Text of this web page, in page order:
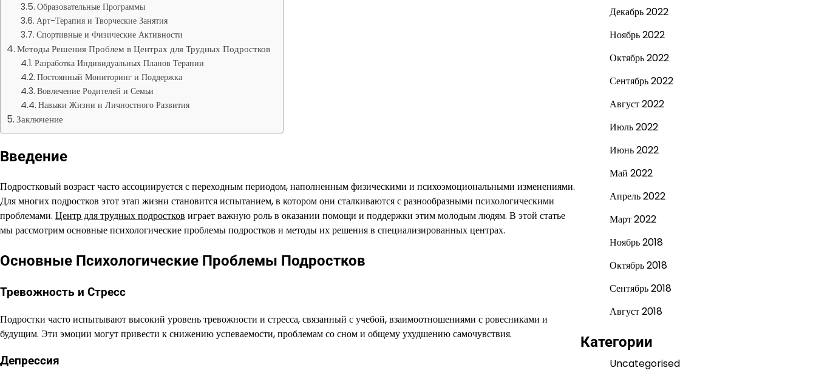
Образовательные Программы
Арт-Терапия и Творческие Занятия
Спортивные и Физические Активности
Методы Решения Проблем в Центрах для Трудных Подростков
Разработка Индивидуальных Планов Терапии
Постоянный Мониторинг и Поддержка
Вовлечение Родителей и Семьи
Навыки Жизни и Личностного Развития
Заключение
Введение
Подростковый возраст часто ассоциируется с переходным периодом, наполненным физическими и психоэмоциональными изменениями.
Для многих подростков этот этап жизни становится испытанием, в котором они сталкиваются с разнообразными психологическими
проблемами. Центр для трудных подростков играет важную роль в оказании помощи и поддержки этим молодым людям. В этой статье
мы рассмотрим основные психологические проблемы подростков и методы их решения в специализированных центрах.
Основные Психологические Проблемы Подростков
Тревожность и Стресс
Подростки часто испытывают высокий уровень тревожности и стресса, связанный с учебой, взаимоотношениями с ровесниками и
будущим. Эти эмоции могут привести к снижению успеваемости, проблемам со сном и общему ухудшению самочувствия.
Депрессия
Декабрь 2022
Ноябрь 2022
Октябрь 2022
Сентябрь 2022
Август 2022
Июль 2022
Июнь 2022
Май 2022
Апрель 2022
Март 2022
Ноябрь 2018
Октябрь 2018
Сентябрь 2018
Август 2018
Категории
Uncategorised